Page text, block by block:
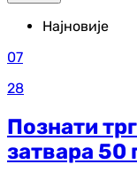
Најновије
07
28
Познати
затвара 50